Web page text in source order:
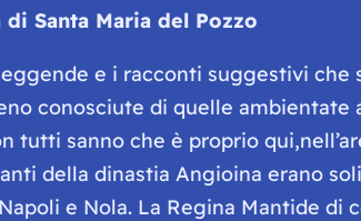
di Santa Maria del Pozzo
e i racconti suggestivi
conosciute di quelle ambientate
tutti sanno che è proprio
della dinastia Angioina erano
e Nola. La Regina Mantide